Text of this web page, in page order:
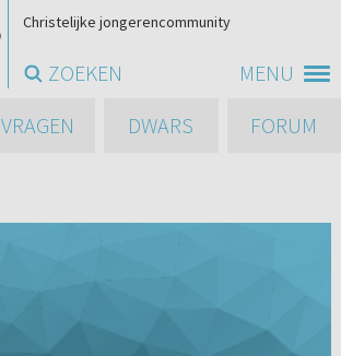
MENU
Christelijke jongerencommunity
ZOEKEN
VRAGEN DWARS FORUM